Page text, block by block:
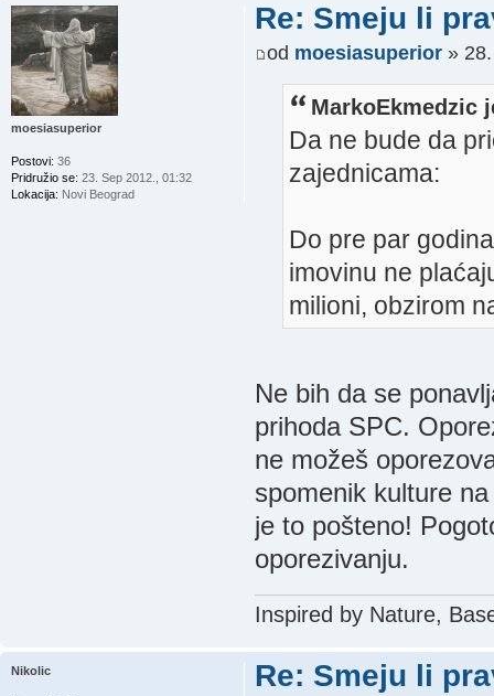
Re: Smeju li
od moesiasuperior» 28.
MarkoEkmedzic
Da ne bude da
zajednicama:
Do pre par
imovinu ne
milioni, obzirom
Ne bih da se
prihoda SPC.
ne možeš
spomenik kulture
je to pošteno!
oporezivanju.
Inspired by Nature,
moesiasuperior
Postovi: 36
Pridružio se: 23. Sep 2012., 01:32
Lokacija: Novi Beograd
Re: Smeju li
Nikolic